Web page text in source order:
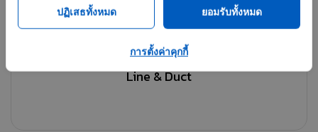
Line & Duct
ปฏิเสธทั้งหมด ยอมรับทั้งหมด
การตั้งค่าคุกกี้